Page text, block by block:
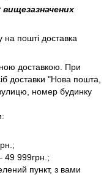
на пошті доставка
доставкою. При
доставки "Нова пошта,
номер будинку
49 999грн.;
пункт, з вами